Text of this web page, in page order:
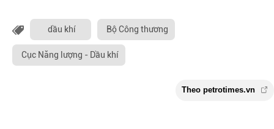
dầu khí Bộ Công thương
Cục Năng lượng - Dầu khí